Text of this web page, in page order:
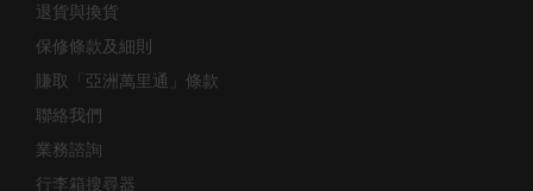
退貨與換貨
保修條款及細則
賺取「亞洲萬里通」條款
聯絡我們
業務諮詢
行李箱搜尋器